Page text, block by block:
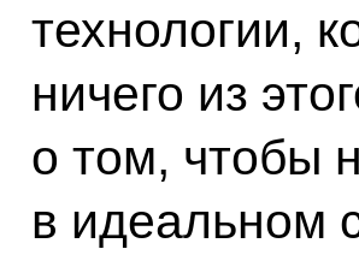
технологии,
ничего из
о том, чтобы
в идеальном